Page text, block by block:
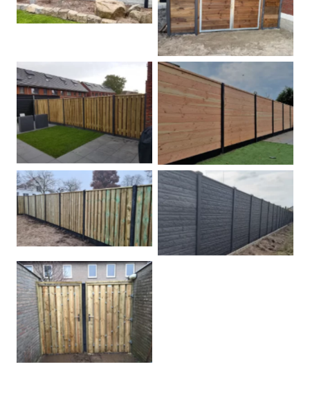
Dubbele poort
Betonpalen schutting Douglas
Hout beton schuttingen Rots motief antraciet
Tuindeur grenen